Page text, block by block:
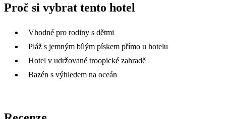
Proč si vybrat tento hotel
Vhodné pro rodiny s dětmi
Pláž s jemným bílým pískem přímo u hotelu
Hotel v udržované troopické zahradě
Bazén s výhledem na oceán